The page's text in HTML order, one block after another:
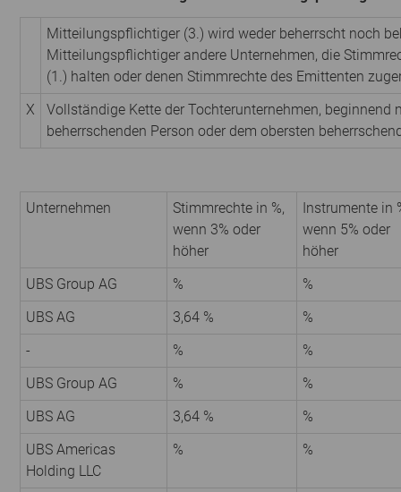
Mitteilungspflichtiger (3.) wird weder beherrscht noch
Mitteilungspflichtiger andere Unternehmen, die
(1.) halten oder denen Stimmrechte des Emittenten
X
Vollständige Kette der Tochterunternehmen, beginnend
beherrschenden Person oder dem obersten
Unternehmen
Stimmrechte in %,
wenn 3% oder
höher
Instrumente in
wenn 5% oder
höher
UBS Group AG
%
%
UBS AG
3,64 %
%
-
%
%
UBS Group AG
%
%
UBS AG
3,64 %
%
UBS Americas
Holding LLC
% %